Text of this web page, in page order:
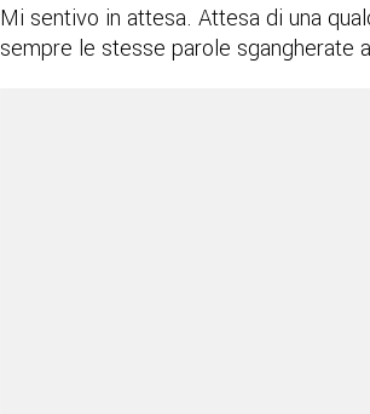
Mi sentivo in attesa. Attesa di una
sempre le stesse parole sgangherate